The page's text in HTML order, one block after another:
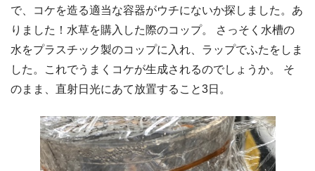
で、コケを造る適当な容器がウチにないか探しました。あ
りました！水草を購入した際のコップ。 さっそく水槽の
水をプラスチック製のコップに入れ、ラップでふたをしま
した。これでうまくコケが生成されるのでしょうか。 そ
のまま、直射日光にあて放置すること3日。